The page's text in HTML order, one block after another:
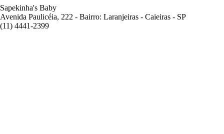
Sapekinha's Baby
Avenida Paulicéia, 222 - Bairro: Laranjeiras - Caieiras - SP
(11) 4441-2399